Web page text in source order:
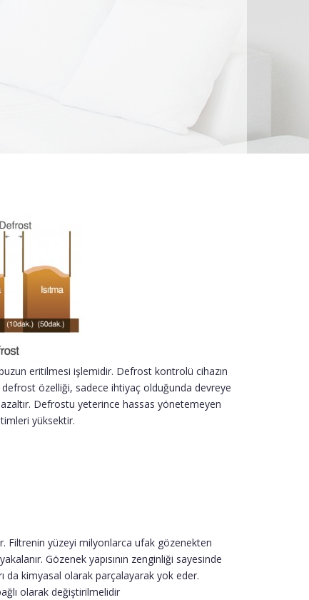
eritilmesi işlemidir. Defrost kontrolü cihazın
defrost özelliği, sadece ihtiyaç olduğunda devreye
Defrostu yeterince hassas yönetemeyen
yüksektir.
yüzeyi milyonlarca ufak gözenekten
Gözenek yapısının zenginliği sayesinde
da kimyasal olarak parçalayarak yok eder.
olarak değiştirilmelidir